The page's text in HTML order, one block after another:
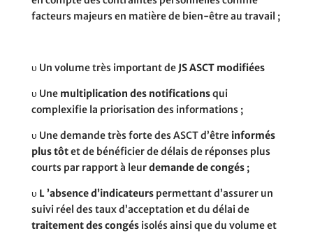
facteurs majeurs en matière de bien-être au travail ;
υ Un volume très important de JS ASCT modifiées
υ Une multiplication des notificationsqui
complexifie la priorisation des informations ;
υ Une demande très forte des ASCT d’être informés
plus tôtet de bénéficier de délais de réponses plus
courts par rapport à leurdemande de congés;
υ L ’absence d’indicateurspermettant d’assurer un
suivi réel des taux d’acceptation et du délai de
traitement des congés isolés ainsi que du volume et